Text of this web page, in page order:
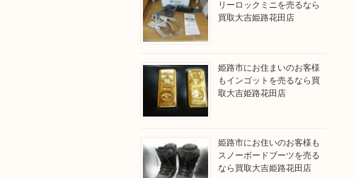
リーロックミニを売るなら
買取大吉姫路花田店
姫路市にお住まいのお客様
もインゴットを売るなら買
取大吉姫路花田店
姫路市にお住いのお客様も
スノーボードブーツを売る
なら買取大吉姫路花田店